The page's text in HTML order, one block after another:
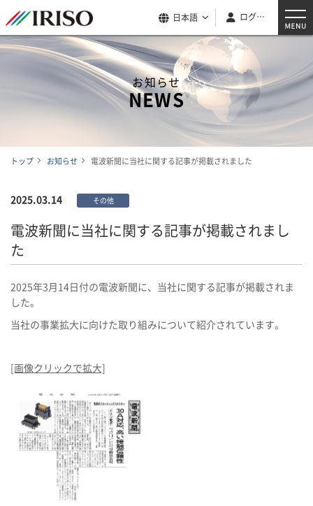
日本語 ログイン
お知らせ
NEWS
トップ お知らせ 電波新聞に当社に関する記事が掲載されました
2025.03.14 その他
電波新聞に当社に関する記事が掲載されまし
た
2025年3月14日付の電波新聞に、当社に関する記事が掲載されま
した。
当社の事業拡大に向けた取り組みについて紹介されています。
[画像クリックで拡大]